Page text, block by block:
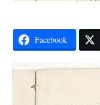
Facebook